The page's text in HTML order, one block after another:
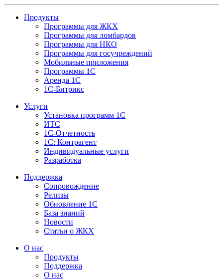
Продукты
Программы для ЖКХ
Программы для ломбардов
Программы для НКО
Программы для госучреждений
Мобильные приложения
Программы 1С
Аренда 1С
1С-Битрикс
Услуги
Установка программ 1С
ИТС
1С-Отчетность
1С: Контрагент
Индивидуальные услуги
Разработка
Поддержка
Сопровождение
Релизы
Обновление 1С
База знаний
Новости
Статьи о ЖКХ
О нас
Продукты
Поддержка
О нас